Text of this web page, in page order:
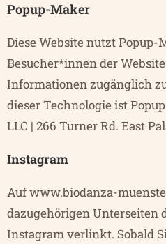
Popup-Maker
Diese Website nutzt Popup-
Besucher*innen der
Informationen zugänglich
dieser Technologie ist
LLC | 266 Turner Rd. East
Instagram
Auf www.biodanza-
dazugehörigen Unterseiten
Instagram verlinkt. Sobald